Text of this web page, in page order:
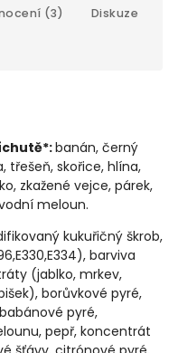
(3) Diskuze
banán, černý
třešeň, skořice, hlína,
zkažené vejce, párek,
meloun.
kukuřičný škrob,
barviva
(jablko, mrkev,
borůvkové pyré,
pyré,
pepř, koncentrát